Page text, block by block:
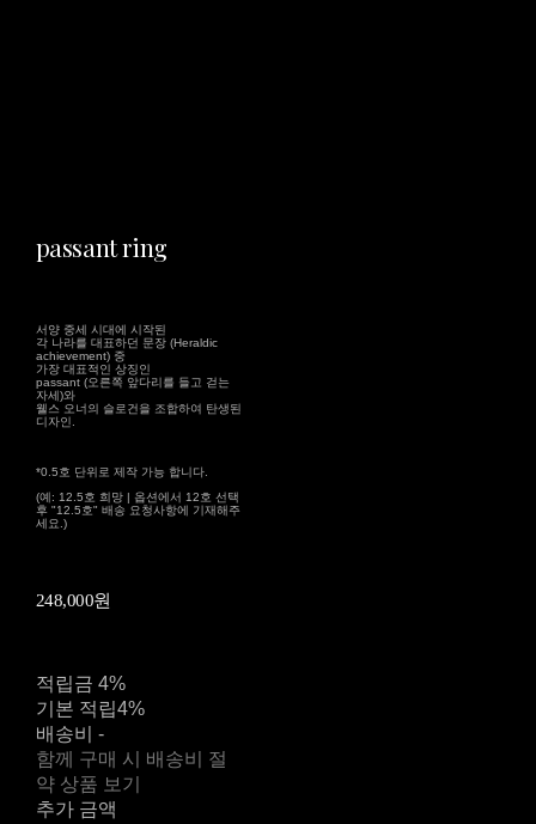
passant ring
서양 중세 시대에 시작된
각 나라를 대표하던 문장 (Heraldic
achievement) 중
가장 대표적인 상징인
passant (오른쪽 앞다리를 들고 걷는
자세)와
웰스 오너의 슬로건을 조합하여 탄생된
디자인.
*0.5호 단위로 제작 가능 합니다.
(예: 12.5호 희망 | 옵션에서 12호 선택
후 "12.5호" 배송 요청사항에 기재해주
세요.)
248,000원
적립금 4%
기본 적립4%
배송비 -
함께 구매 시 배송비 절
약 상품 보기
추가 금액